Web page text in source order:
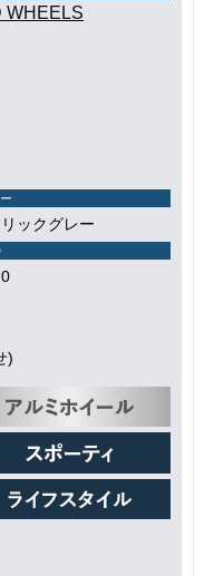
WHEELS
ックグレー
)